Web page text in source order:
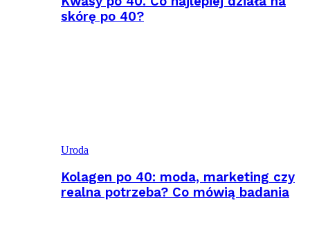
skórę po 40?
Uroda
Kolagen po 40: moda, marketing czy
realna potrzeba? Co mówią badania